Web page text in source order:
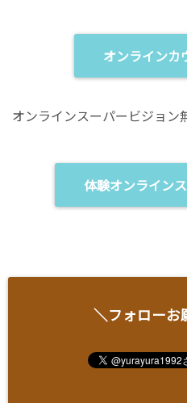
オンラインカ
オンラインスーパービジョン
体験オンライン
＼フォローお